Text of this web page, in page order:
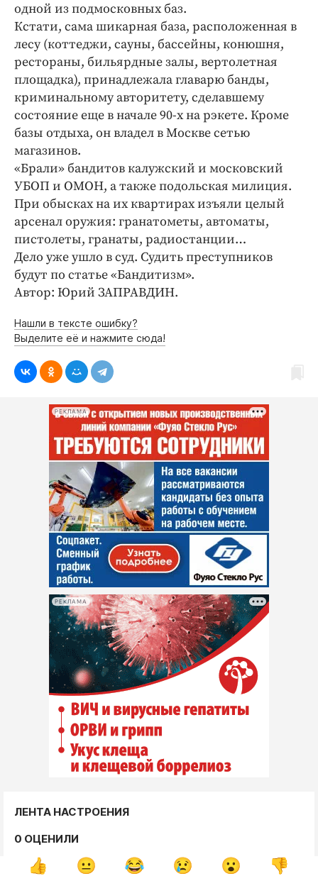
одной из подмосковных баз.
Кстати, сама шикарная база, расположенная в
лесу (коттеджи, сауны, бассейны, конюшня,
рестораны, бильярдные залы, вертолетная
площадка), принадлежала главарю банды,
криминальному авторитету, сделавшему
состояние еще в начале 90-х на рэкете. Кроме
базы отдыха, он владел в Москве сетью
магазинов.
«Брали» бандитов калужский и московский
УБОП и ОМОН, а также подольская милиция.
При обысках на их квартирах изъяли целый
арсенал оружия: гранатометы, автоматы,
пистолеты, гранаты, радиостанции…
Дело уже ушло в суд. Судить преступников
будут по статье «Бандитизм».
Автор: Юрий ЗАПРАВДИН.
Нашли в тексте ошибку?
Выделите её и нажмите сюда!
РЕКЛАМА
РЕКЛАМА
ЛЕНТА НАСТРОЕНИЯ
0 ОЦЕНИЛИ